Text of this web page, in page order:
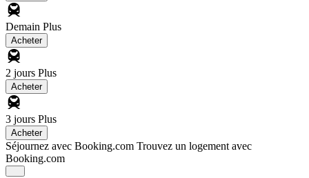
Demain Plus
Acheter
2 jours Plus
Acheter
3 jours Plus
Acheter
Séjournez avec Booking.com Trouvez un logement avec
Booking.com